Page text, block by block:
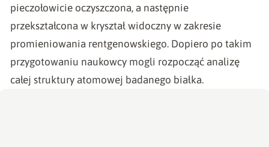
pieczołowicie oczyszczona, a następnie
przekształcona w kryształ widoczny w zakresie
promieniowania rentgenowskiego. Dopiero po takim
przygotowaniu naukowcy mogli rozpocząć analizę
całej struktury atomowej badanego białka.